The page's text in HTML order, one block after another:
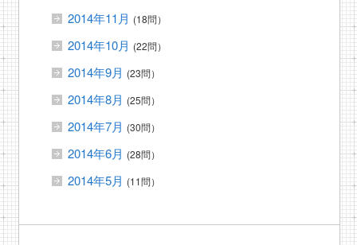
2014年11月 (18問）
2014年10月 (22問）
2014年9月 (23問）
2014年8月 (25問）
2014年7月 (30問）
2014年6月 (28問）
2014年5月 (11問）